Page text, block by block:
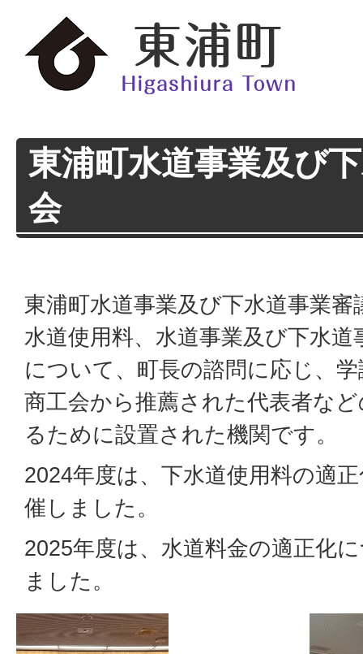
東浦町水道事業及び
会
東浦町水道事業及び下水道事業
水道使用料、水道事業及び下水
について、町長の諮問に応じ、
商工会から推薦された代表者な
るために設置された機関です。
2024年度は、下水道使用料の適
催しました。
2025年度は、水道料金の適正化
ました。